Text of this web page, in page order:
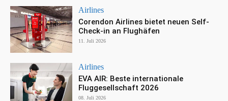
Airlines
Corendon Airlines bietet neuen Self-
Check-in an Flughäfen
11. Juli 2026
Airlines
EVA AIR: Beste internationale
Fluggesellschaft 2026
08. Juli 2026